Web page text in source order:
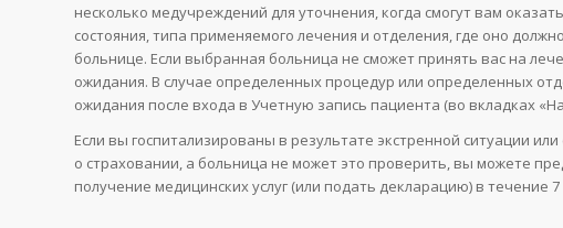
несколько медучреждений для уточнения, когда смогут вам
состояния, типа применяемого лечения и отделения, где оно
больнице. Если выбранная больница не сможет принять вас на
ожидания. В случае определенных процедур или определенных
ожидания после входа в Учетную запись пациента (во вкладках
Если вы госпитализированы в результате экстренной ситуации
о страховании, а больница не может это проверить, вы можете
получение медицинских услуг (или подать декларацию) в течение